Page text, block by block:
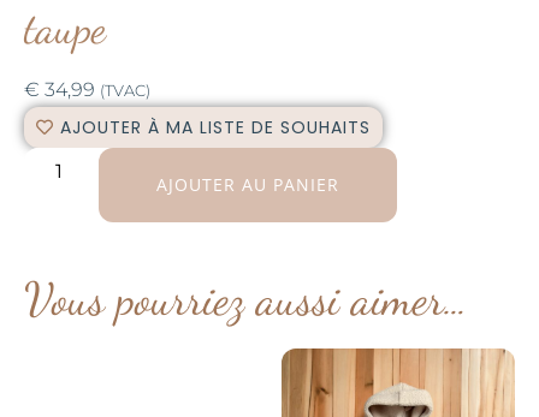
taupe
€ 34,99 (TVAC)
AJOUTER À MA LISTE DE SOUHAITS
AJOUTER AU PANIER
Vous pourriez aussi aimer…